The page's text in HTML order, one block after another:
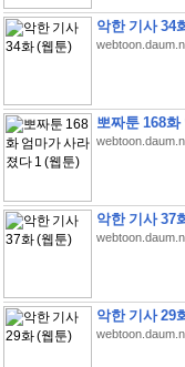
악한 기사 34
뽀짜툰 168
악한 기사 37
악한 기사 29